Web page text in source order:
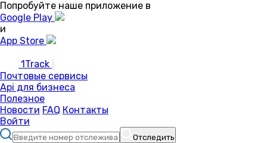
Попробуйте наше приложение в
Google Play
и
App Store
1Track
Почтовые сервисы
Api для бизнеса
Полезное
Новости FAQ Контакты
Войти
Отследить